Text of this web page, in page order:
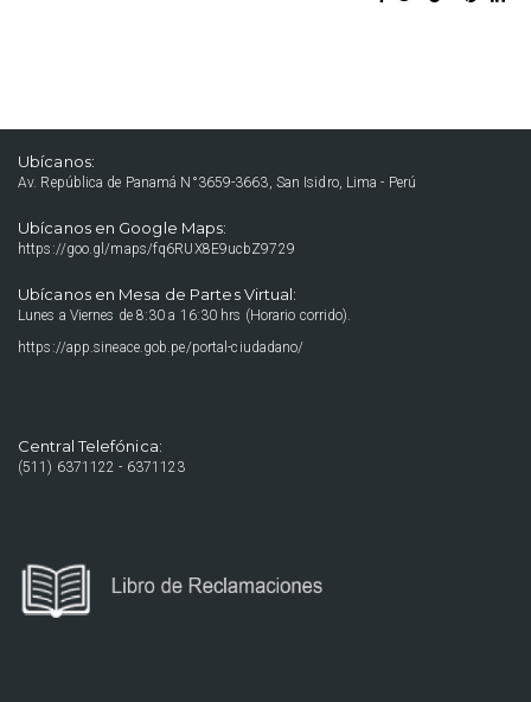
Ubícanos:
Av. República de Panamá N°3659-3663, San Isidro, Lima - Perú
Ubícanos en Google Maps:
https://goo.gl/maps/fq6RUX8E9ucbZ9729
Ubícanos en Mesa de Partes Virtual:
Lunes a Viernes de 8:30 a 16:30 hrs (Horario corrido).
https://app.sineace.gob.pe/portal-ciudadano/
Central Telefónica:
(511) 6371122 - 6371123